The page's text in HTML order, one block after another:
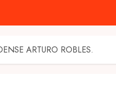
ARTURO ROBLES.